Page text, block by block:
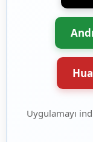
Uygulamayı